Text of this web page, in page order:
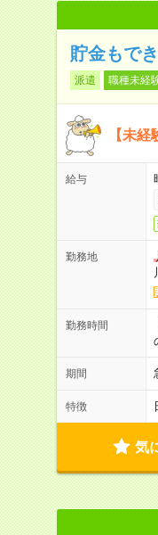
貯金もで
派遣 職種未経
【未
給与
勤務地
勤務時間
期間
特徴
気